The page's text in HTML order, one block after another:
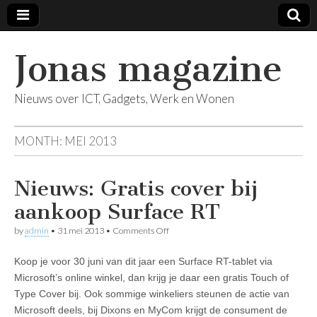
Jonas magazine
Nieuws over ICT, Gadgets, Werk en Wonen
MONTH: MEI 2013
Nieuws: Gratis cover bij
aankoop Surface RT
byadmin • 31 mei 2013 • Comments Offon
cover
bij
aankoop
Surface
RT
Koop je voor 30 juni van dit jaar een Surface RT-tablet via
Microsoft’s online winkel, dan krijg je daar een gratis Touch of
Type Cover bij. Ook sommige winkeliers steunen de actie van
Microsoft deels, bij Dixons en MyCom krijgt de consument de